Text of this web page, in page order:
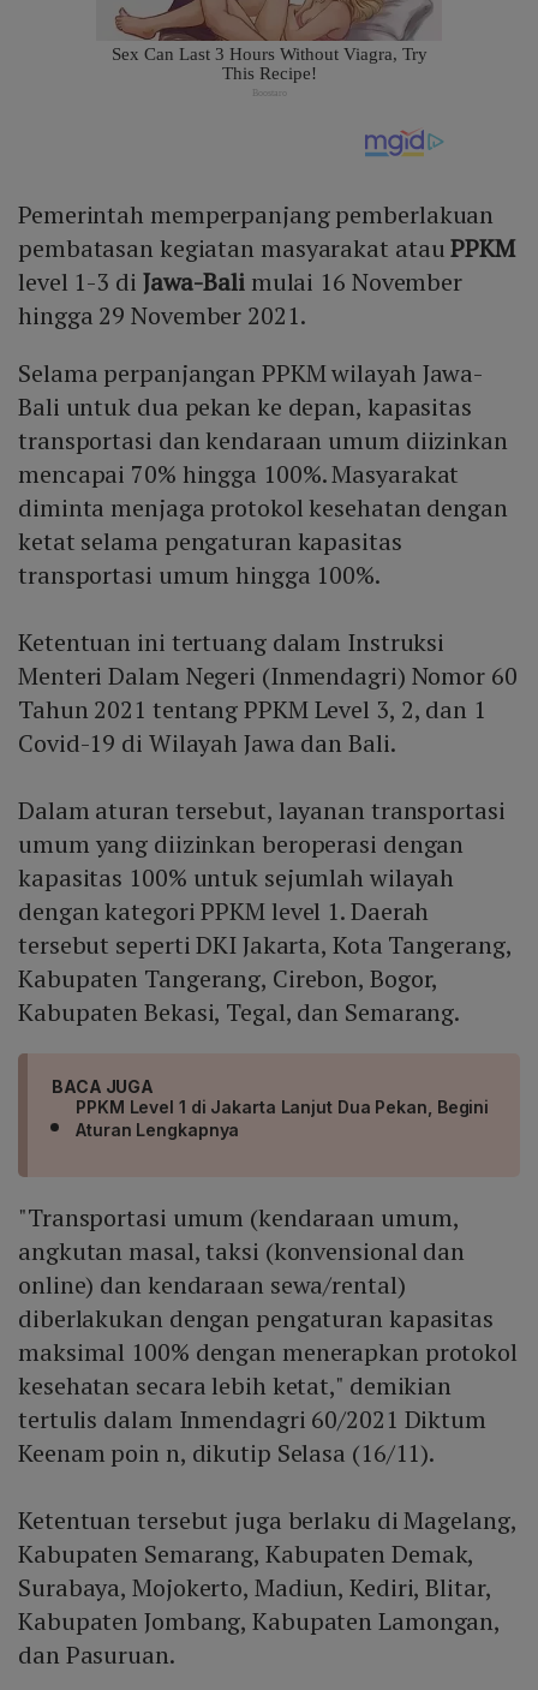
Pemerintah memperpanjang pemberlakuan
pembatasan kegiatan masyarakat atauPPKM
level 1-3 di Jawa-Balimulai 16 November
hingga 29 November 2021.
Selama perpanjangan PPKM wilayah Jawa-
Bali untuk dua pekan ke depan, kapasitas
transportasi dan kendaraan umum diizinkan
mencapai 70% hingga 100%. Masyarakat
diminta menjaga protokol kesehatan dengan
ketat selama pengaturan kapasitas
transportasi umum hingga 100%.
Ketentuan ini tertuang dalam Instruksi
Menteri Dalam Negeri (Inmendagri) Nomor 60
Tahun 2021 tentang PPKM Level 3, 2, dan 1
Covid-19 di Wilayah Jawa dan Bali.
Dalam aturan tersebut, layanan transportasi
umum yang diizinkan beroperasi dengan
kapasitas 100% untuk sejumlah wilayah
dengan kategori PPKM level 1. Daerah
tersebut seperti DKI Jakarta, Kota Tangerang,
Kabupaten Tangerang, Cirebon, Bogor,
Kabupaten Bekasi, Tegal, dan Semarang.
BACA JUGA
PPKM Level 1 di Jakarta Lanjut Dua Pekan, Begini
Aturan Lengkapnya
"Transportasi umum (kendaraan umum,
angkutan masal, taksi (konvensional dan
online) dan kendaraan sewa/rental)
diberlakukan dengan pengaturan kapasitas
maksimal 100% dengan menerapkan protokol
kesehatan secara lebih ketat," demikian
tertulis dalam Inmendagri 60/2021 Diktum
Keenam poin n, dikutip Selasa (16/11).
Ketentuan tersebut juga berlaku di Magelang,
Kabupaten Semarang, Kabupaten Demak,
Surabaya, Mojokerto, Madiun, Kediri, Blitar,
Kabupaten Jombang, Kabupaten Lamongan,
dan Pasuruan.